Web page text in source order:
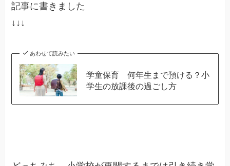
記事に書きました
↓↓↓
あわせて読みたい
学童保育 何年生まで預ける？小
学生の放課後の過ごし方